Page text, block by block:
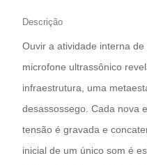
Descrição
Ouvir a atividade interna
microfone ultrassônico
infraestrutura, uma
desassossego. Cada nova
tensão é gravada e
inicial de um único som é